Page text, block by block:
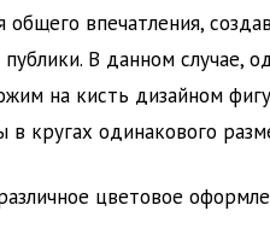
впечатления,
В данном случае,
на кисть дизайном
кругах одинакового
цветовое